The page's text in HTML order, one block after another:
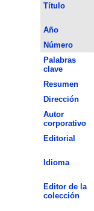
Título
Año
Número
Palabras
clave
Resumen
Dirección
Autor
corporativo
Editorial
Idioma
Editor de la
colección